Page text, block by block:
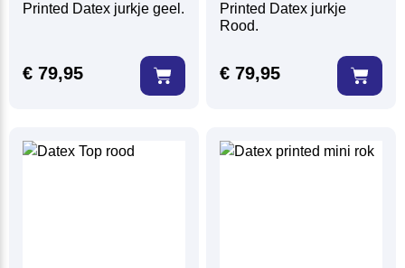
Printed Datex jurkje geel.
€ 79,95
Printed Datex jurkje
Rood.
€ 79,95